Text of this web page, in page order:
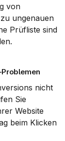
von
ungenauen
Prüfliste sind
nicht
Sie
Website
beim Klicken